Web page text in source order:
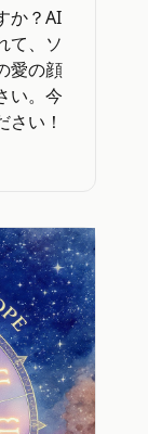
か？AI
て、ソ
愛の顔
い。今
い！